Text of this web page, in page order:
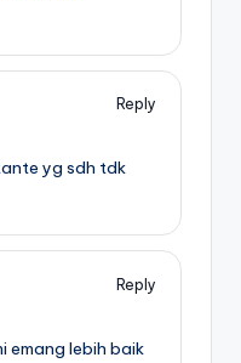
Reply
yg sdh tdk
Reply
emang lebih baik